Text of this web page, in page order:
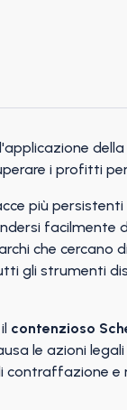
i profitti
più
facilmente
che cercano
gli strumenti
contenzioso
le azioni
e